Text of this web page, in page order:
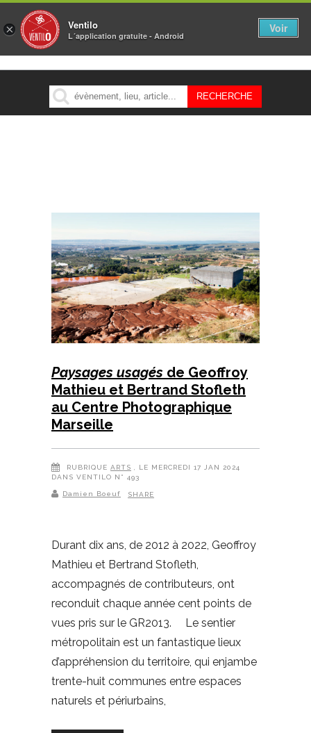
MENU
Paysages usagés de Geoffroy
Mathieu et Bertrand Stofleth
au Centre Photographique
Marseille
RUBRIQUE ARTS , LE MERCREDI 17 JAN 2024
DANS VENTILO N° 493
Damien Boeuf SHARE
Durant dix ans, de 2012 à 2022, Geoffroy
Mathieu et Bertrand Stofleth,
accompagnés de contributeurs, ont
reconduit chaque année cent points de
vues pris sur le GR2013. Le sentier
métropolitain est un fantastique lieux
d’appréhension du territoire, qui enjambe
trente-huit communes entre espaces
naturels et périurbains,
× Ventilo
L´application gratuite - Android
Voir